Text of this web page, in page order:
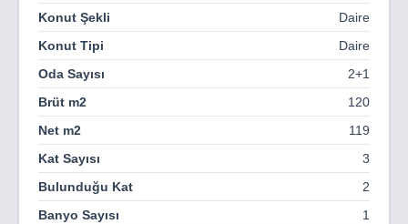
📞 Genesis 2 Apartmanı hakkında detaylı bilgi almak ve
size özel yerinizi ayırtmak için bizimle iletişime geçin.
Konut Şekli
Daire
Konut Tipi
Daire
Oda Sayısı
2+1
Brüt m2
120
Net m2
119
Kat Sayısı
3
Bulunduğu Kat
2
Banyo Sayısı
1